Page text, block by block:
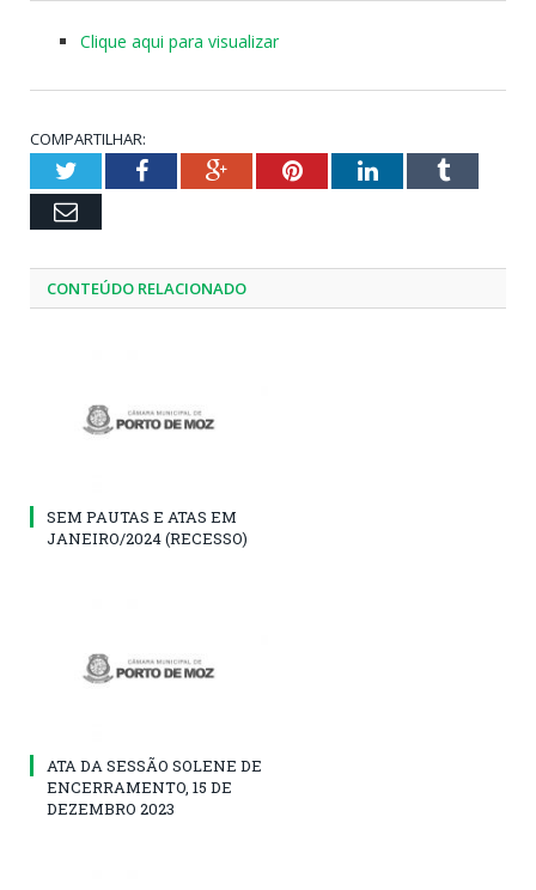
Clique aqui para visualizar
COMPARTILHAR:
TwitterFacebookGoogle+PinterestLinkedInTumblr
Email
CONTEÚDO RELACIONADO
SEM PAUTAS E ATAS EM
JANEIRO/2024 (RECESSO)
ATA DA SESSÃO SOLENE DE
ENCERRAMENTO, 15 DE
DEZEMBRO 2023